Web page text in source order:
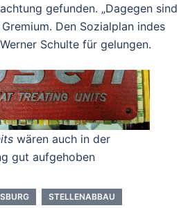
gefunden. „Dagegen sind
Den Sozialplan indes
Schulte für gelungen.
wären auch in der
gut aufgehoben
STELLENABBAU